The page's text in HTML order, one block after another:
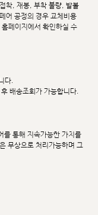
착, 재봉, 부착 불량, 발볼
어 공정의 경우 교체비용
페이지에서 확인하실 수
다.
배송조회가 가능합니다.
를 통해 지속가능한 가치를
무상으로 처리가능하며 그